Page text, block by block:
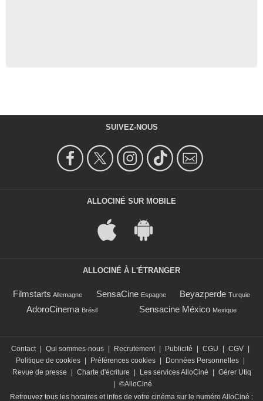
SUIVEZ-NOUS
ALLOCINÉ SUR MOBILE
ALLOCINÉ À L'ÉTRANGER
Filmstarts Allemagne SensaCine Espagne Beyazperde Turquie
AdoroCinema Brésil Sensacine México Mexique
Contact Qui sommes-nous Recrutement Publicité CGU CGV
Politique de cookies
Préférences cookies Données Personnelles
Revue de presse
Charte d'écriture Les services AlloCiné
Gérer Utiq
©AlloCiné
Retrouvez tous les horaires et infos de votre cinéma sur le numéro AlloCiné :